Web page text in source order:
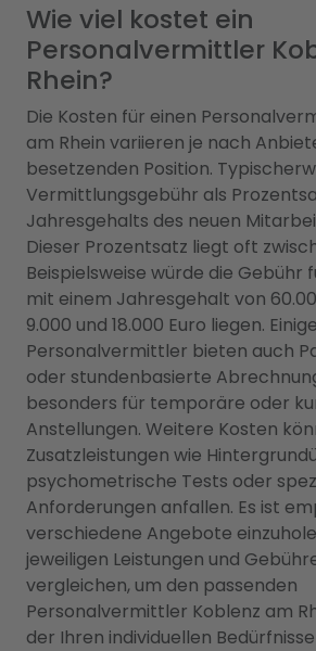
Wie viel kostet ein
Personalvermittler
Rhein?
Die Kosten für einen
am Rhein variieren je nach
besetzenden Position.
Vermittlungsgebühr als
Jahresgehalts des neuen
Dieser Prozentsatz liegt oft
Beispielsweise würde die Gebühr
mit einem Jahresgehalt von
9.000 und 18.000 Euro liegen. Einige
Personalvermittler bieten auch
oder stundenbasierte
besonders für temporäre oder
Anstellungen. Weitere Kosten
Zusatzleistungen wie
psychometrische Tests oder
Anforderungen anfallen. Es ist
verschiedene Angebote
jeweiligen Leistungen und
vergleichen, um den passenden
Personalvermittler Koblenz am
der Ihren individuellen